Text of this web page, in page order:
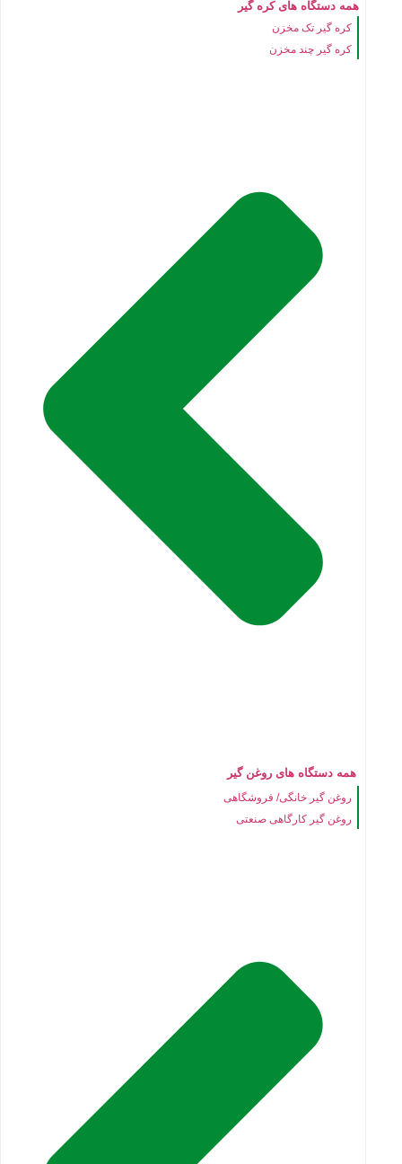
همه دستگاه های کره گیر
کره گیر تک مخزن
کره گیر چند مخزن
همه دستگاه های روغن گیر
روغن گیر خانگی/ فروشگاهی
روغن گیر کارگاهی صنعتی